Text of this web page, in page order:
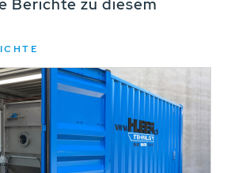
Berichte zu diesem